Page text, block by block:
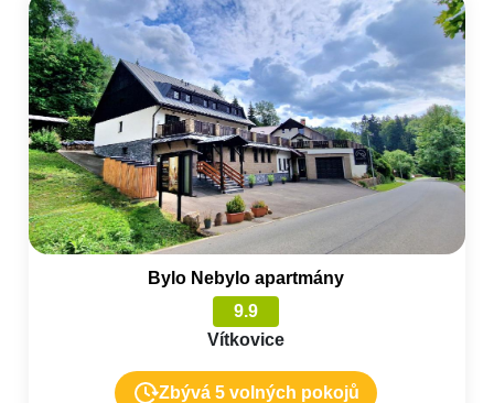
Bylo Nebylo apartmány
9.9
Vítkovice
Zbývá 5 volných pokojů